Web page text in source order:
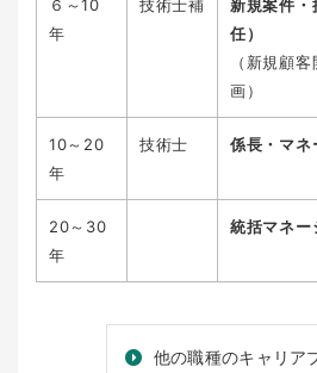
６～10
年
技術士補
新規案件・
任）
（新規顧
画）
10～20
年
技術士 係長・マネ
20～30
年
統括マネー
他の職種のキャリア